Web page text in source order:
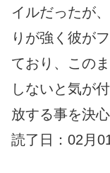
イルだったが
りが強く彼が
ており、この
しないと気が
放する事を決
読了日：02月